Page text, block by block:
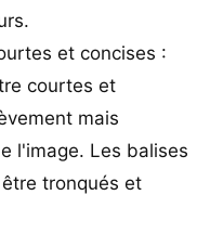
et concises :
courtes et
mais
l'image. Les balises
tronqués et